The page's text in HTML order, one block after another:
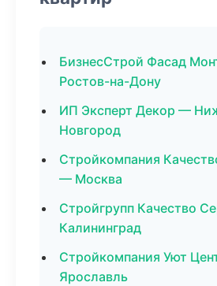
БизнесСтрой Фасад
Ростов-на-Дону
ИП Эксперт Декор —
Новгород
Стройкомпания
— Москва
Стройгрупп Качество
Калининград
Стройкомпания Уют
Ярославль